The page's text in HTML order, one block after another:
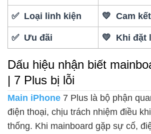
✅ Loại linh kiện 💛 Cam
✅ Ưu đãi 💛 Khi đặt
Dấu hiệu nhận biết
| 7 Plus bị lỗi
Main iPhone 7 Plus là bộ phận
điện thoại, chịu trách nhiệm điều
thống. Khi mainboard gặp sự cố,